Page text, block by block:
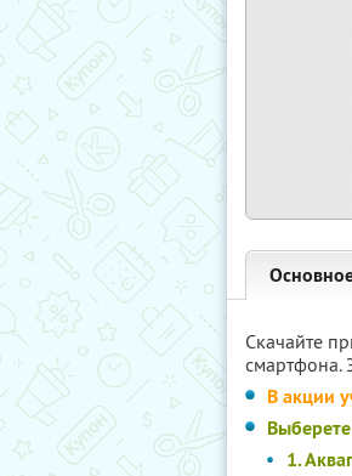
Скачайте
смартфона.
В акции
1.